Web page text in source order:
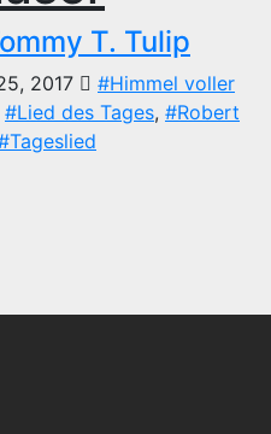
T. Tulip
2017
#Himmel voller
#Lied des Tages, #Robert